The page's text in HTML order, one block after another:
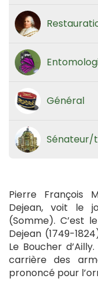
Général
Sénateur/
Pierre François
Dejean, voit le
(Somme). C’est
Dejean (1749-
Le Boucher
carrière des
prononcé pour